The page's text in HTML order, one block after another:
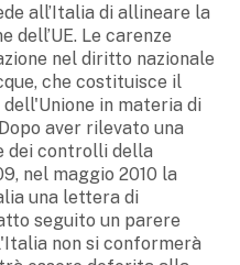
all’Italia di allineare la
dell’UE. Le carenze
nel diritto nazionale
che costituisce il
in materia di
aver rilevato una
dei controlli della
nel maggio 2010 la
una lettera di
seguito un parere
non si conformerà